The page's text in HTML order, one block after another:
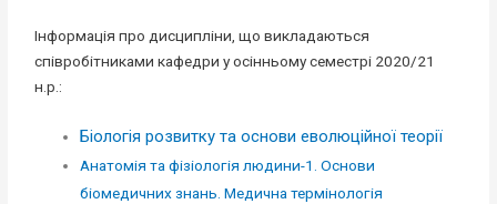
Інформація про дисципліни, що викладаються
співробітниками кафедри у осінньому cеместрі 2020/21
н.р.:
Біологія розвитку та основи еволюційної теорії
Анатомія та фізіологія людини-1. Основи
біомедичних знань. Медична термінологія